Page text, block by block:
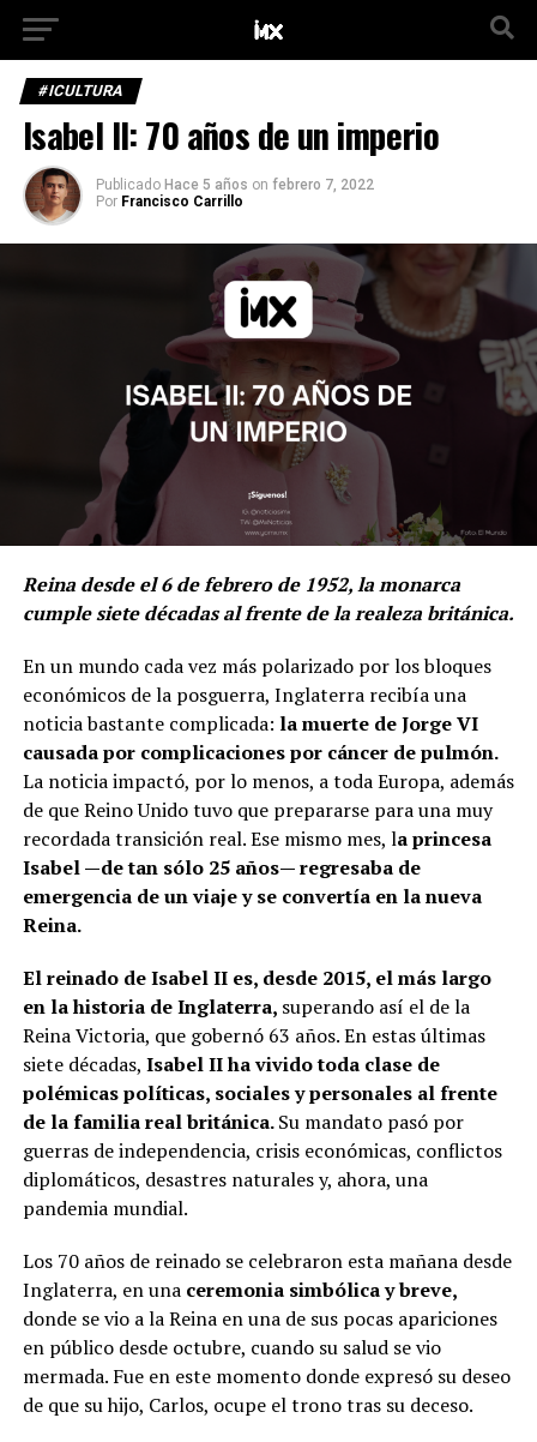
#ICULTURA
Isabel II: 70 años de un imperio
Publicado Hace 5 años on febrero 7, 2022
Por Francisco Carrillo
Reina desde el 6 de febrero de 1952, la monarca
cumple siete décadas al frente de la realeza británica.
En un mundo cada vez más polarizado por los bloques
económicos de la posguerra, Inglaterra recibía una
noticia bastante complicada: la muerte de Jorge VI
causada por complicaciones por cáncer de pulmón.
La noticia impactó, por lo menos, a toda Europa, además
de que Reino Unido tuvo que prepararse para una muy
recordada transición real. Ese mismo mes, la princesa
Isabel —de tan sólo 25 años— regresaba de
emergencia de un viaje y se convertía en la nueva
Reina.
El reinado de Isabel II es, desde 2015, el más largo
en la historia de Inglaterra, superando así el de la
Reina Victoria, que gobernó 63 años. En estas últimas
siete décadas, Isabel II ha vivido toda clase de
polémicas políticas, sociales y personales al frente
de la familia real británica.Su mandato pasó por
guerras de independencia, crisis económicas, conflictos
diplomáticos, desastres naturales y, ahora, una
pandemia mundial.
Los 70 años de reinado se celebraron esta mañana desde
Inglaterra, en una ceremonia simbólica y breve,
donde se vio a la Reina en una de sus pocas apariciones
en público desde octubre, cuando su salud se vio
mermada. Fue en este momento donde expresó su deseo
de que su hijo, Carlos, ocupe el trono tras su deceso.